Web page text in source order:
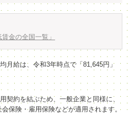
金の全国一覧」
月給は、令和3年時点で「81,645円」
契約を結ぶため、一般企業と同様に、
保険・雇用保険などが適用されます。